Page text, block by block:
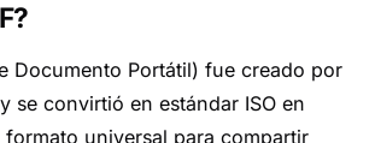
Documento Portátil) fue creado por
se convirtió en estándar ISO en
formato universal para compartir